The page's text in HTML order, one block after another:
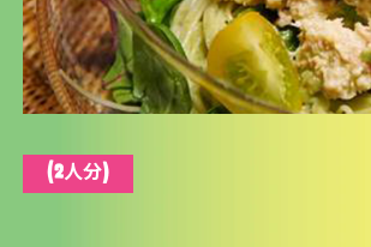
(2人分)